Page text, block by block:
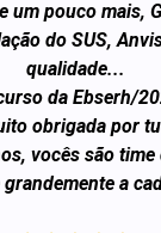
um pouco mais,
do SUS,
qualidade...
da Ebserh/
obrigada por
vocês são time
a